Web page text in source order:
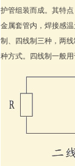
护管组装而成。其特
金属套管内，焊接感
制、四线制三种，两
种方式。四线制一般